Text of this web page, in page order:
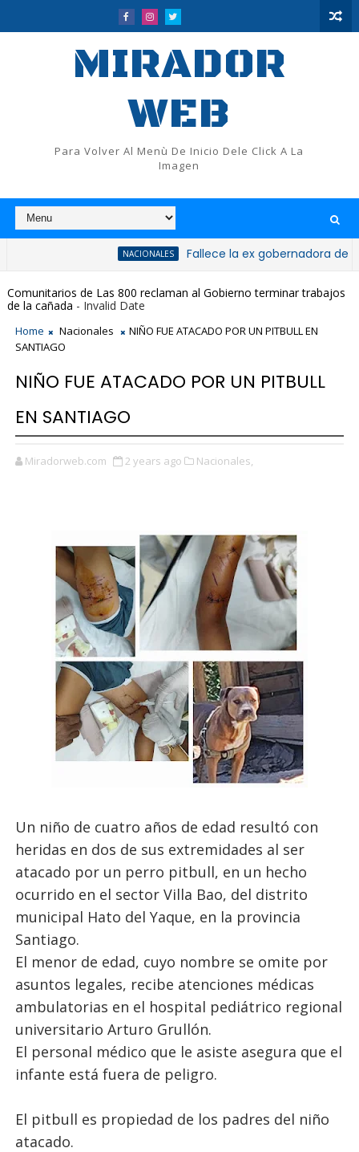
MIRADOR
WEB
Para Volver Al Menù De Inicio Dele Click A La
Imagen
NACIONALES Fallece la ex gobernadora de San
Comunitarios de Las 800 reclaman al Gobierno terminar trabajos
de la cañada - Invalid Date
Home Nacionales
NIÑO FUE ATACADO POR UN PITBULL EN
SANTIAGO
NIÑO FUE ATACADO POR UN PITBULL
EN SANTIAGO
Miradorweb.com 2 years ago Nacionales,
Un niño de cuatro años de edad resultó con
heridas en dos de sus extremidades al ser
atacado por un perro pitbull, en un hecho
ocurrido en el sector Villa Bao, del distrito
municipal Hato del Yaque, en la provincia
Santiago.
El menor de edad, cuyo nombre se omite por
asuntos legales, recibe atenciones médicas
ambulatorias en el hospital pediátrico regional
universitario Arturo Grullón.
El personal médico que le asiste asegura que el
infante está fuera de peligro.
El pitbull es propiedad de los padres del niño
atacado.